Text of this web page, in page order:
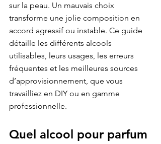
sur la peau. Un mauvais choix
transforme une jolie composition en
accord agressif ou instable. Ce guide
détaille les différents alcools
utilisables, leurs usages, les erreurs
fréquentes et les meilleures sources
d’approvisionnement, que vous
travailliez en DIY ou en gamme
professionnelle.
Quel alcool pour parfum